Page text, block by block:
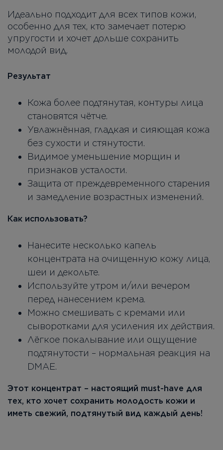
Идеально подходит для всех типов кожи,
особенно для тех, кто замечает потерю
упругости и хочет дольше сохранить
молодой вид.
Результат
Кожа более подтянутая, контуры лица
становятся чётче.
Увлажнённая, гладкая и сияющая кожа
без сухости и стянутости.
Видимое уменьшение морщин и
признаков усталости.
Защита от преждевременного старения
и замедление возрастных изменений.
Как использовать?
Нанесите несколько капель
концентрата на очищенную кожу лица,
шеи и декольте.
Используйте утром и/или вечером
перед нанесением крема.
Можно смешивать с кремами или
сыворотками для усиления их действия.
Лёгкое покалывание или ощущение
подтянутости – нормальная реакция на
DMAE.
Этот концентрат – настоящий must-have для
тех, кто хочет сохранить молодость кожи и
иметь свежий, подтянутый вид каждый день!